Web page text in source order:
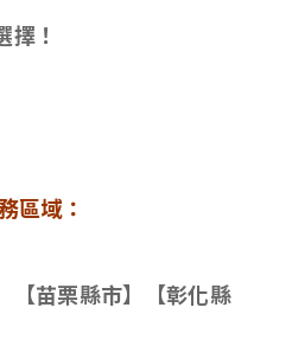
！
區域：
【苗栗縣市】【彰化縣